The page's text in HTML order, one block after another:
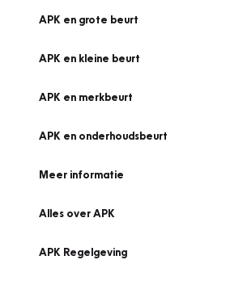
APK en grote beurt
APK en kleine beurt
APK en merkbeurt
APK en onderhoudsbeurt
Meer informatie
Alles over APK
APK Regelgeving